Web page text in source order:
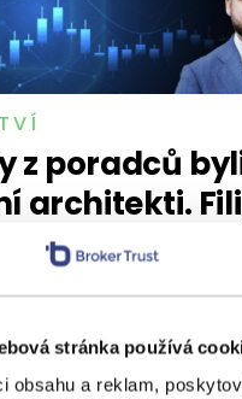
stránka používá
obsahu a reklam,
z poradců
architekti.
nový šéf
Trustu
svůj investiční tým o
ředitele segmentu